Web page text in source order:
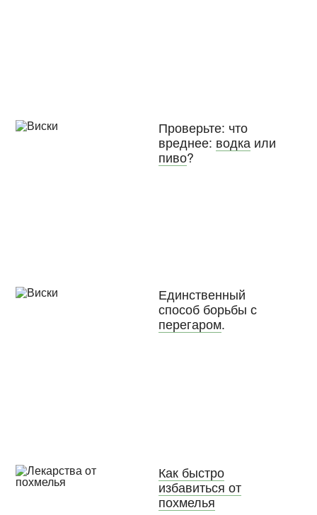
Проверьте: что
вреднее: водка или
пиво?
Единственный
способ борьбы с
перегаром.
Как быстро
избавиться от
похмелья